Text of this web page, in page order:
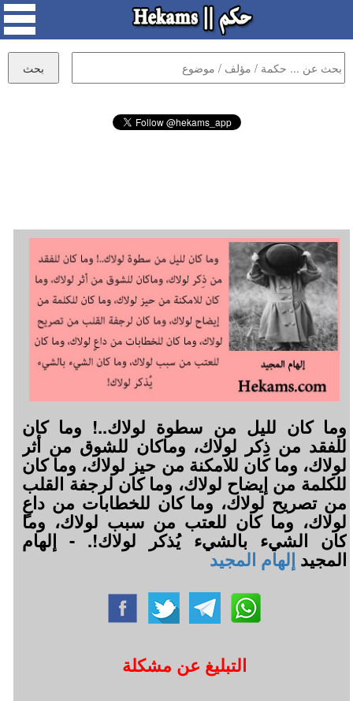
وما كان لليل من سطوة لولاك..! وما كان
للفقد من ذِكر لولاك، وماكان للشوق من أثر
لولاك، وما كان للامكنة من حيز لولاك، وما كان
للكلمة من إيضاح لولاك، وما كان لرجفة القلب
من تصريح لولاك، وما كان للخطابات من داعٍ
لولاك، وما كان للعتب من سبب لولاك، وما
كان الشيء بالشيء يُذكر لولاك!. - إلهام
المجيد إلهام المجيد
التبليغ عن مشكلة